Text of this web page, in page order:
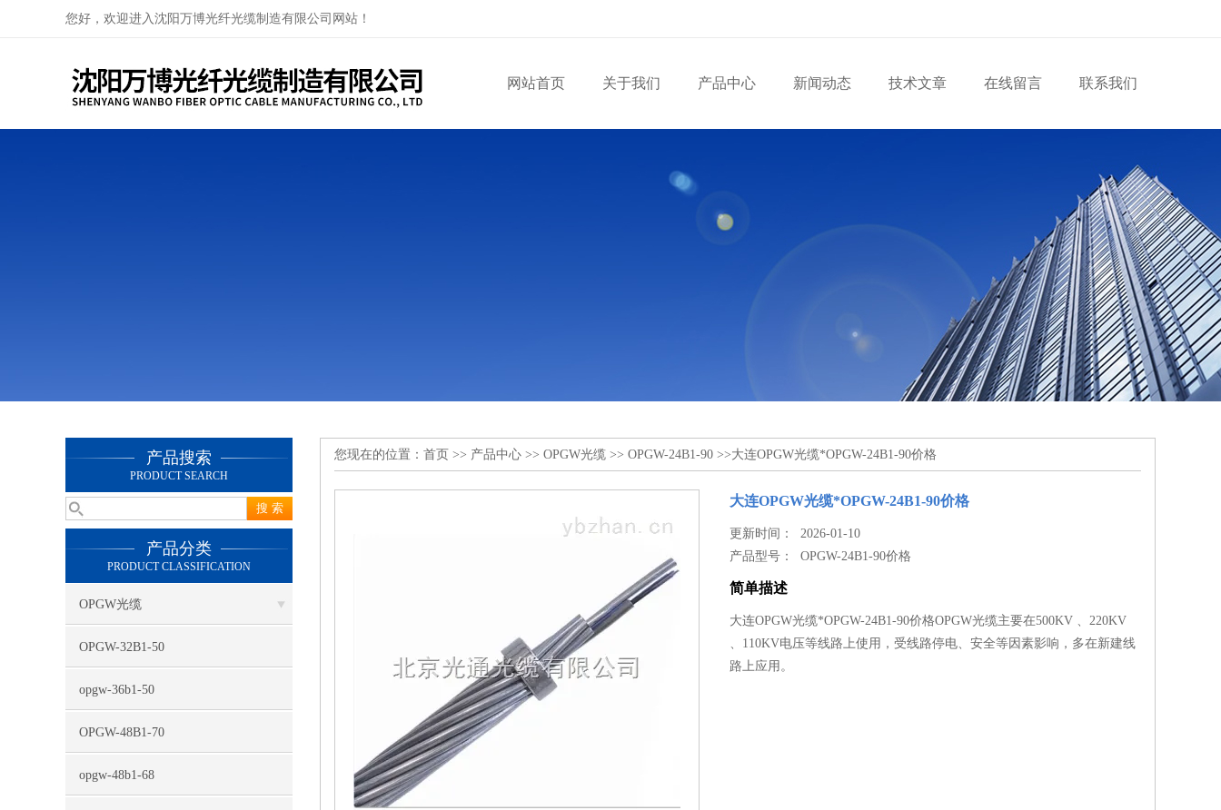
您好，欢迎进入沈阳万博光纤光缆制造有限公司网站！
网站首页 关于我们 产品中心 新闻动态 技术文章 在线留言 联系我们
产品搜索
PRODUCT SEARCH
产品分类
PRODUCT CLASSIFICATION
OPGW光缆
OPGW-32B1-50
opgw-36b1-50
OPGW-48B1-70
opgw-48b1-68
您现在的位置： 首页 >> 产品中心 >> OPGW光缆 >> OPGW-24B1-90 >>大连OPGW光缆*OPGW-24B1-90价格
大连OPGW光缆*OPGW-24B1-90价格
更新时间： 2026-01-10
产品型号：OPGW-24B1-90价格
简单描述
大连OPGW光缆*OPGW-24B1-90价格OPGW光缆主要在500KV 、220KV
、110KV电压等线路上使用，受线路停电、安全等因素影响，多在新建线
路上应用。